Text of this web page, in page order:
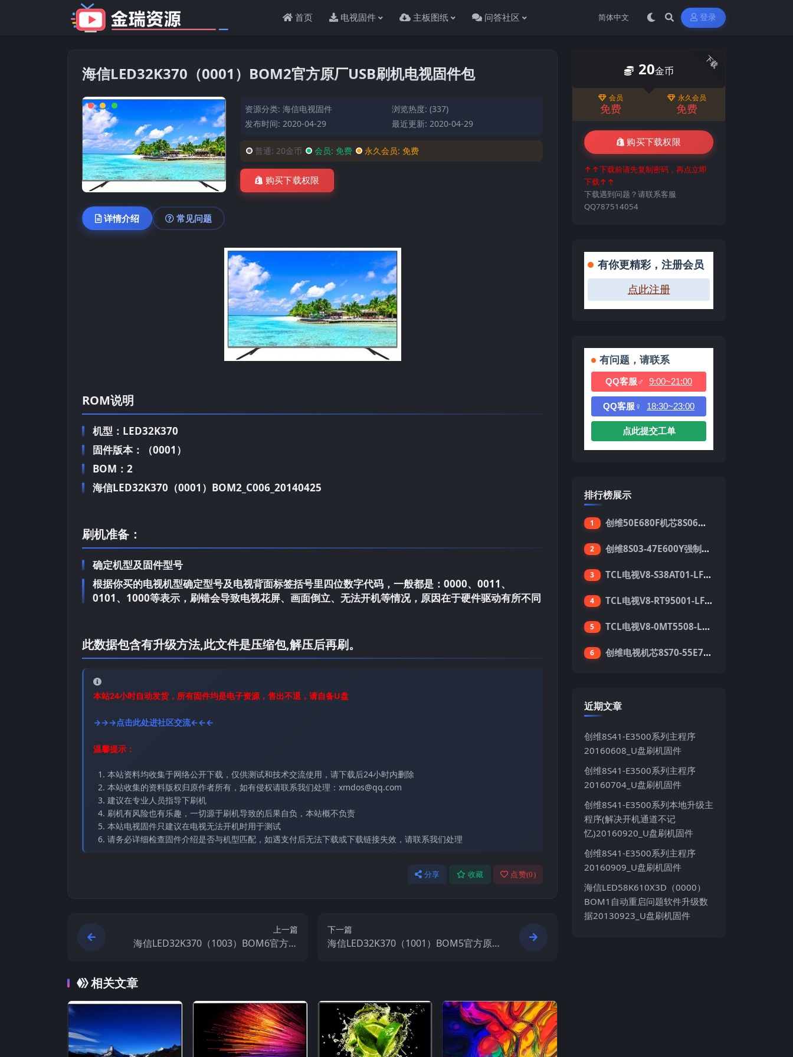
首页 电视固件 主板图纸 问答社区 登录
海信LED32K370（0001）BOM2官方原厂USB刷机电视固件包
资源分类:海信电视固件
浏览热度: (337)
发布时间: 2020-04-29
最近更新: 2020-04-29
普通: 20金币 会员: 免费 永久会员:免费
购买下载权限
详情介绍 常见问题
ROM说明
机型：LED32K370
固件版本：（0001）
BOM：2
海信LED32K370（0001）BOM2_C006_20140425
刷机准备：
确定机型及固件型号
根据你买的电视机型确定型号及电视背面标签括号里四位数字代码，一般都是：0000、0011、
0101、1000等表示，刷错会导致电视花屏、画面倒立、无法开机等情况，原因在于硬件驱动有所不同
此数据包含有升级方法,此文件是压缩包,解压后再刷。
本站24小时自动发货，所有固件均是电子资源，售出不退，请自备U盘
→→→点击此处进社区交流←←←
温馨提示：
本站资料均收集于网络公开下载，仅供测试和技术交流使用，请下载后24小时内删除
本站收集的资料版权归原作者所有，如有侵权请联系我们处理：xmdos@qq.com
建议在专业人员指导下刷机
刷机有风险也有乐趣，一切源于刷机导致的后果自负，本站概不负责
本站电视固件只建议在电视无法开机时用于测试
请务必详细检查固件介绍是否与机型匹配，如遇支付后无法下载或下载链接失效，请联系我们处理
分享 收藏 点赞(0)
上一篇
海信LED32K370（1003）BOM6官方原
下一篇
海信LED32K370（1001）BOM5官方原
相关文章
下载
20金币
会员
免费
永久会员
免费
购买下载权限
↑↑下载前请先复制密码，再点立即
下载↑↑
下载遇到问题？请联系客服
QQ787514054
有你更精彩，注册会员
点此注册
有问题，请联系
QQ客服♂ 9:00~21:00
QQ客服♀ 18:30~23:00
点此提交工单
排行榜展示
1 创维50E680F机芯8S06强制升级刷机包
2 创维8S03-47E600Y强制升级软件刷机电视固件包
3 TCL电视V8-S38AT01-LF1V123版本强刷电视固件包下载
4 TCL电视V8-RT95001-LF1V215版本强刷电视固件包下载
5 TCL电视V8-0MT5508-LF1V362版本强刷电视固件包下载
6 创维电视机芯8S70-55E710S系列酷开5.05刷机固件
近期文章
创维8S41-E3500系列主程序
20160608_U盘刷机固件
创维8S41-E3500系列主程序
20160704_U盘刷机固件
创维8S41-E3500系列本地升级主
程序(解决开机通道不记
忆)20160920_U盘刷机固件
创维8S41-E3500系列主程序
20160909_U盘刷机固件
海信LED58K610X3D（0000）
BOM1自动重启问题软件升级数
据20130923_U盘刷机固件